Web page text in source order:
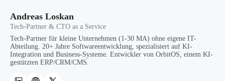
Andreas Loskan
Tech-Partner & CTO as a Service
Tech-Partner für kleine Unternehmen (1-30 MA) ohne eigene IT-
Abteilung. 20+ Jahre Softwareentwicklung, spezialisiert auf KI-
Integration und Business-Systeme. Entwickler von OrbitOS, einem KI-
gestützten ERP/CRM/CMS.